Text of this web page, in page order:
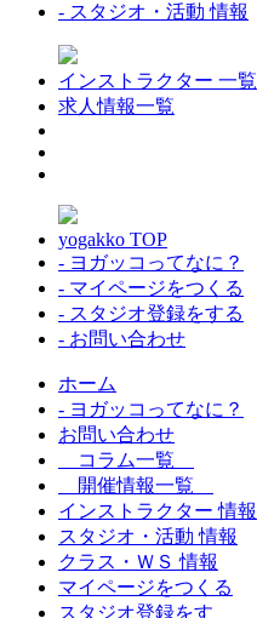
- スタジオ・活動 情報
インストラクター 一覧
求人情報一覧
yogakko TOP
- ヨガッコってなに？
- マイページをつくる
- スタジオ登録をする
- お問い合わせ
ホーム
- ヨガッコってなに？
お問い合わせ
コラム一覧
開催情報一覧
インストラクター 情報
スタジオ・活動 情報
クラス・ＷＳ 情報
マイページをつくる
スタジオ登録をす